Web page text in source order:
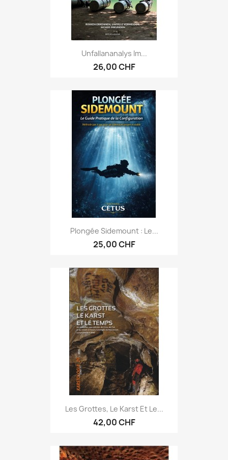
Unfallananalys Im...
26,00 CHF
Plongée Sidemount : Le...
25,00 CHF
Les Grottes, Le Karst Et Le...
42,00 CHF